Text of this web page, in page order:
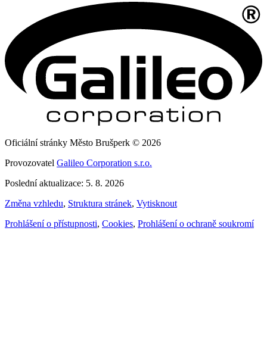
Oficiální stránky Město Brušperk © 2026
Provozovatel Galileo Corporation s.r.o.
Poslední aktualizace: 5. 8. 2026
Změna vzhledu, Struktura stránek, Vytisknout
Prohlášení o přístupnosti, Cookies, Prohlášení o ochraně soukromí